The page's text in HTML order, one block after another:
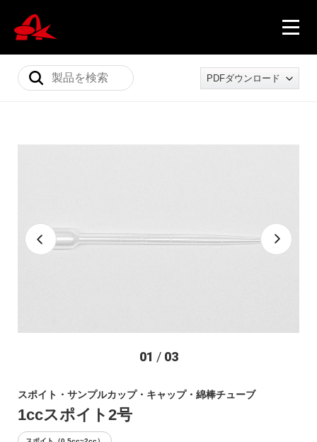
会社概要
PDFダウンロード
01 / 03
スポイト・サンプルカップ・キャップ・綿棒チューブ
1ccスポイト2号